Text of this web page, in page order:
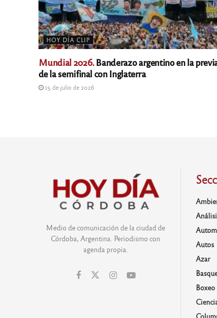
HOY DÍA CLIP
Mundial 2026.Banderazo argentino en la
de la semifinal con Inglaterra
15 de julio de 2026
Medio de comunicación de la ciudad de
Córdoba, Argentina. Periodismo con
agenda propia.
Autos
Azar
Boxeo